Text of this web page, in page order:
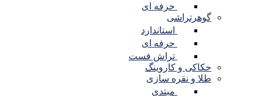
حرفه ای
گوهرتراشی
استاندارد
حرفه ای
تراش فست
حکاکی و کاروینگ
طلا و نقره سازی
مبتدی